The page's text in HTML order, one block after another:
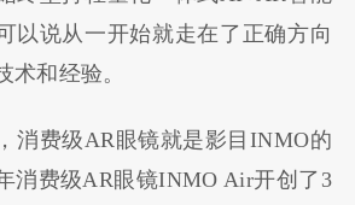
以说从一开始就走在了正确方向
术和经验。
消费级AR眼镜就是影目INMO的
消费级AR眼镜INMO Air开创了3